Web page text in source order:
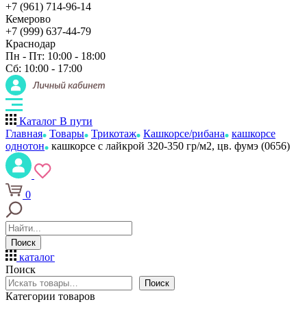
+7 (961) 714-96-14
Кемерово
+7 (999) 637-44-79
Краснодар
Пн - Пт: 10:00 - 18:00
Сб: 10:00 - 17:00
Каталог В пути
Главная Товары Трикотаж Кашкорсе/рибана
кашкорсе
однотон
кашкорсе с лайкрой 320-350 гр/м2, цв. фумэ (0656)
0
Поиск
каталог
Поиск
Поиск
Категории товаров